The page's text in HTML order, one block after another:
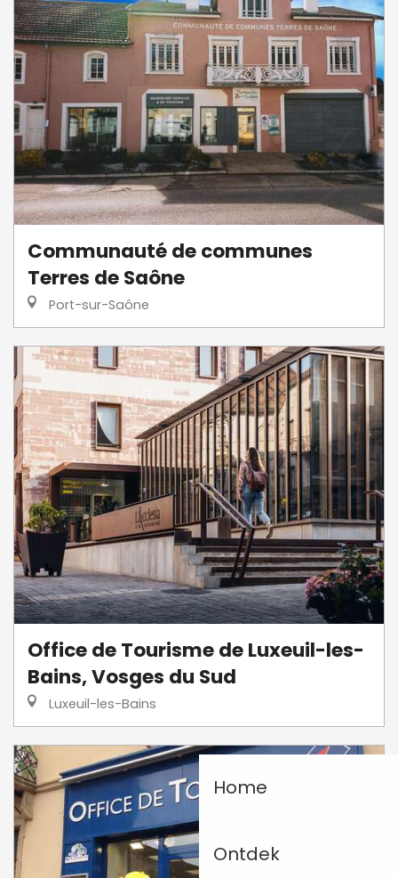
Home
Ontdek
Communauté de communes
Terres de Saône
Port-sur-Saône
Office de Tourisme de Luxeuil-les-
Bains, Vosges du Sud
Luxeuil-les-Bains